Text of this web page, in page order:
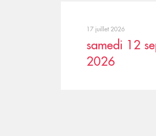
17 juillet 2026
samedi 12
2026